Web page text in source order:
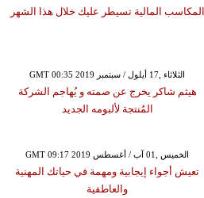
المكاسب المالية تسيطر عليك خلال هذا الشهر
GMT 00:35 2019 الثلاثاء ,17 أيلول / سبتمبر
هيثم شاكر يخرج عن صمته و يُهاجم الشركة
المُنتجة لألبومه الجديد
GMT 09:17 2019 الخميس ,01 آب / أغسطس
تعيش أجواء إيجابية ومهمة في حياتك المهنية
والعاطفية